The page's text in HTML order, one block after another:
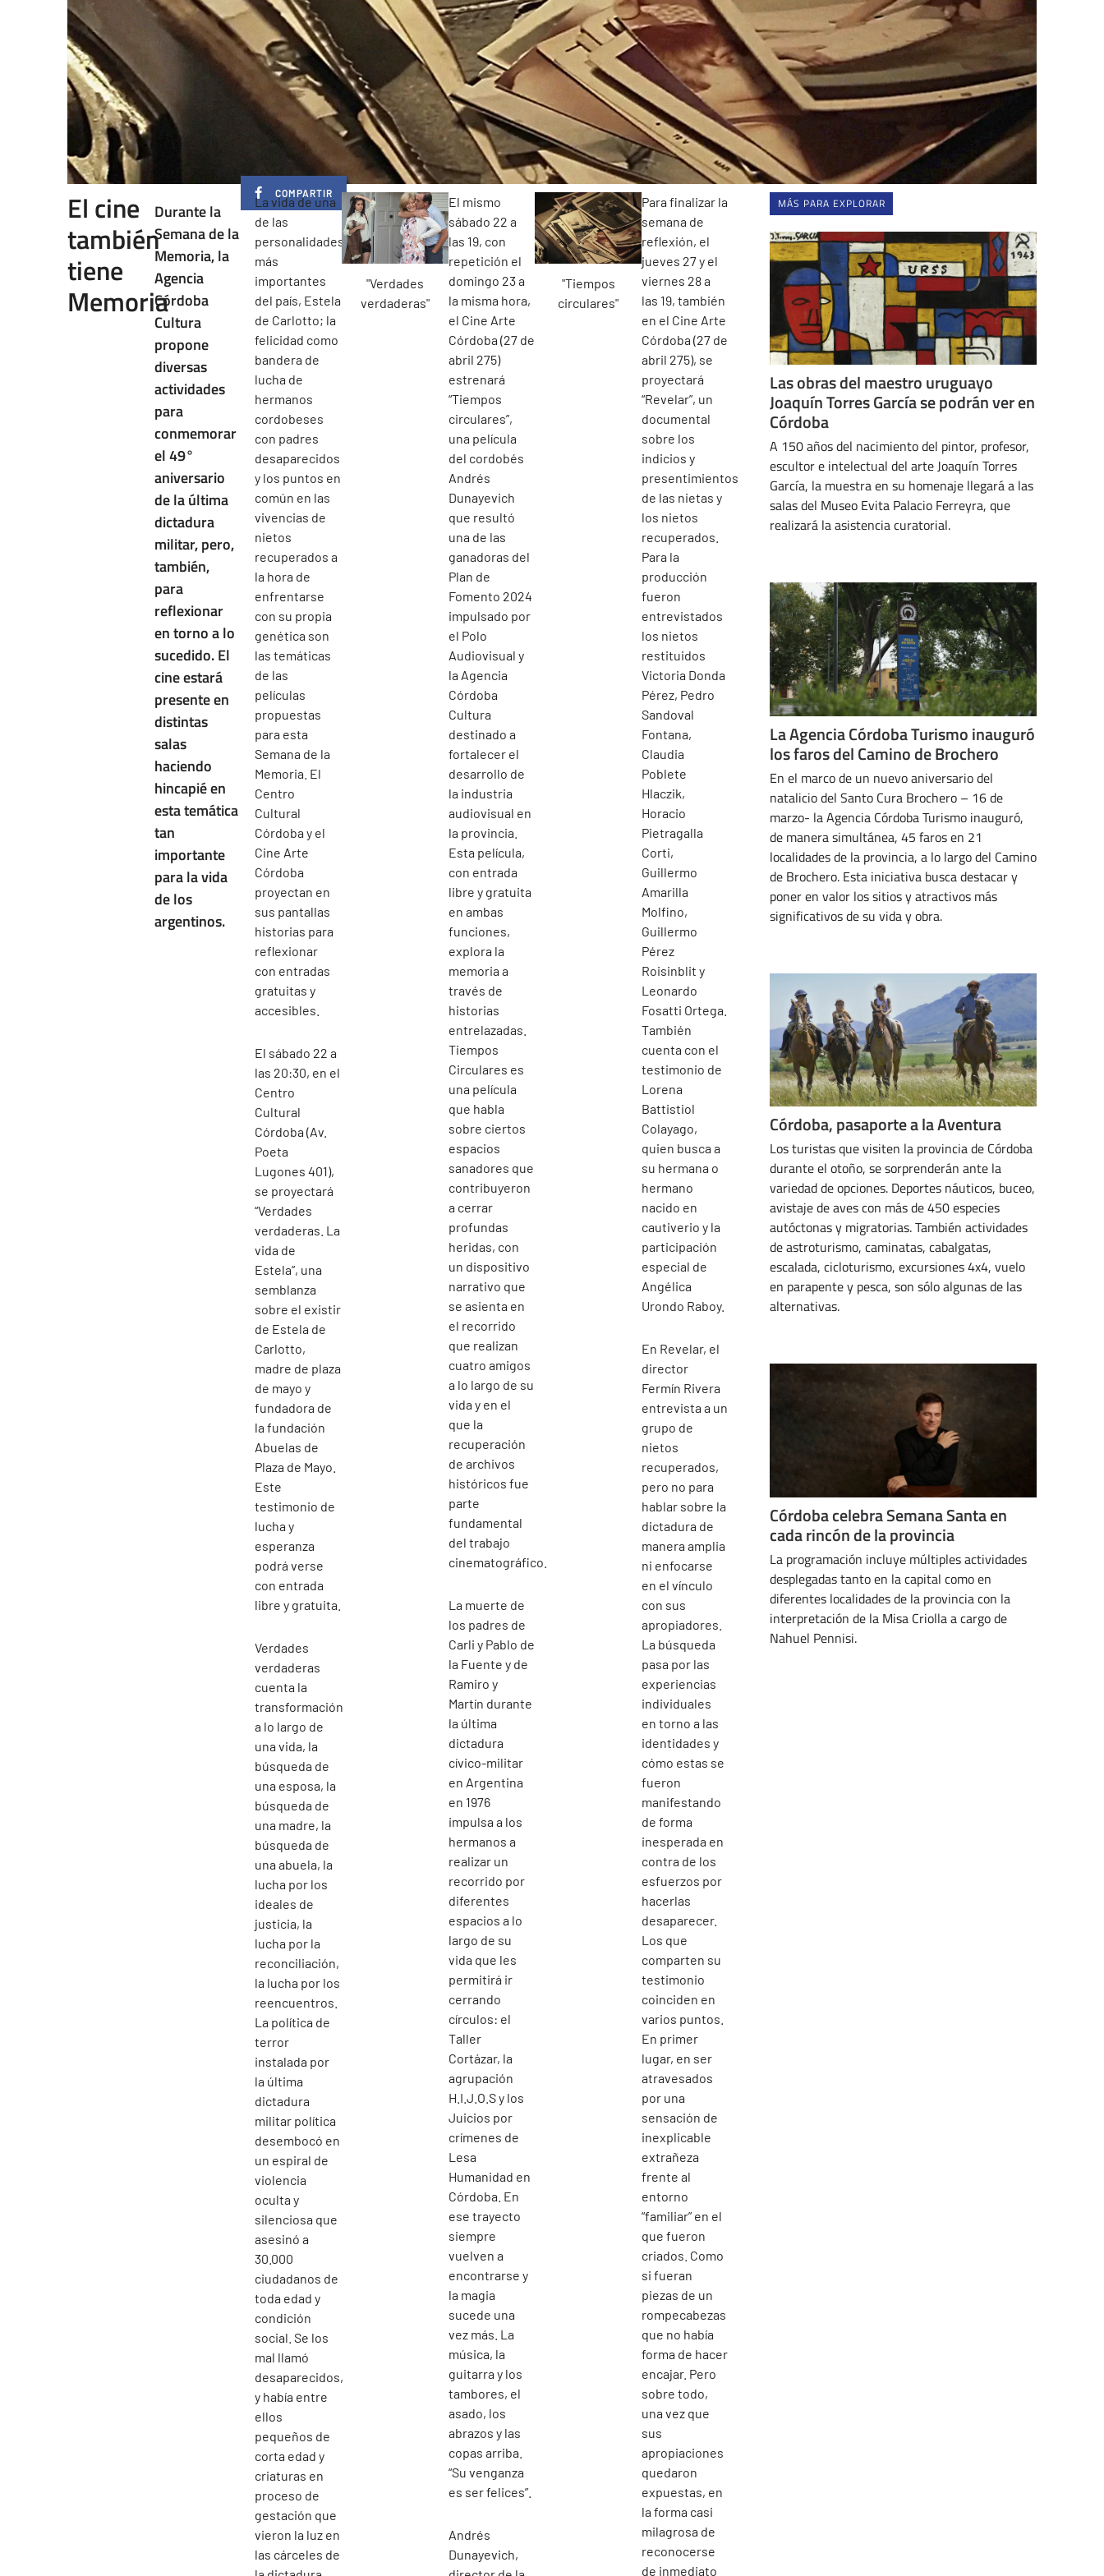
El cine
también
tiene
Memoria
Durante la
Semana de la
Memoria, la
Agencia
Córdoba
Cultura
propone
diversas
actividades
para
conmemorar
el 49°
aniversario
de la última
dictadura
militar, pero,
también,
para
reflexionar
en torno a lo
sucedido. El
cine estará
presente en
distintas
salas
haciendo
hincapié en
esta temática
tan
importante
para la vida
de los
argentinos.
COMPARTIR
La vida de una
de las
personalidades
más
importantes
del país, Estela
de Carlotto; la
felicidad como
bandera de
lucha de
hermanos
cordobeses
con padres
desaparecidos
y los puntos en
común en las
vivencias de
nietos
recuperados a
la hora de
enfrentarse
con su propia
genética son
las temáticas
de las
películas
propuestas
para esta
Semana de la
Memoria. El
Centro
Cultural
Córdoba y el
Cine Arte
Córdoba
proyectan en
sus pantallas
historias para
reflexionar
con entradas
gratuitas y
accesibles.
El sábado 22 a
las 20:30, en el
Centro
Cultural
Córdoba (Av.
Poeta
Lugones 401),
se proyectará
“Verdades
verdaderas. La
vida de
Estela”, una
semblanza
sobre el existir
de Estela de
Carlotto,
madre de plaza
de mayo y
fundadora de
la fundación
Abuelas de
Plaza de Mayo.
Este
testimonio de
lucha y
esperanza
podrá verse
con entrada
libre y gratuita.
Verdades
verdaderas
cuenta la
transformación
a lo largo de
una vida, la
búsqueda de
una esposa, la
búsqueda de
una madre, la
búsqueda de
una abuela, la
lucha por los
ideales de
justicia, la
lucha por la
reconciliación,
la lucha por los
reencuentros.
La política de
terror
instalada por
la última
dictadura
militar política
desembocó en
un espiral de
violencia
oculta y
silenciosa que
asesinó a
30.000
ciudadanos de
toda edad y
condición
social. Se los
mal llamó
desaparecidos,
y había entre
ellos
pequeños de
corta edad y
criaturas en
proceso de
gestación que
vieron la luz en
las cárceles de
"Verdades
verdaderas"
El mismo
sábado 22 a
las 19, con
repetición el
domingo 23 a
la misma hora,
el Cine Arte
Córdoba (27 de
abril 275)
estrenará
“Tiempos
circulares”,
una película
del cordobés
Andrés
Dunayevich
que resultó
una de las
ganadoras del
Plan de
Fomento 2024
impulsado por
el Polo
Audiovisual y
la Agencia
Córdoba
Cultura
destinado a
fortalecer el
desarrollo de
la industria
audiovisual en
la provincia.
Esta película,
con entrada
libre y gratuita
en ambas
funciones,
explora la
memoria a
través de
historias
entrelazadas.
Tiempos
Circulares es
una película
que habla
sobre ciertos
espacios
sanadores que
contribuyeron
a cerrar
profundas
heridas, con
un dispositivo
narrativo que
se asienta en
el recorrido
que realizan
cuatro amigos
a lo largo de su
vida y en el
que la
recuperación
de archivos
históricos fue
parte
fundamental
del trabajo
cinematográfico.
La muerte de
los padres de
Carli y Pablo de
la Fuente y de
Ramiro y
Martín durante
la última
dictadura
cívico-militar
en Argentina
en 1976
impulsa a los
hermanos a
realizar un
recorrido por
diferentes
espacios a lo
largo de su
vida que les
permitirá ir
cerrando
círculos: el
Taller
Cortázar, la
agrupación
H.I.J.O.S y los
Juicios por
crímenes de
Lesa
Humanidad en
Córdoba. En
ese trayecto
siempre
vuelven a
encontrarse y
la magia
sucede una
vez más. La
música, la
guitarra y los
tambores, el
asado, los
abrazos y las
copas arriba.
“Su venganza
es ser felices”.
Andrés
Dunayevich,
"Tiempos
circulares"
Para finalizar la
semana de
reflexión, el
jueves 27 y el
viernes 28 a
las 19, también
en el Cine Arte
Córdoba (27 de
abril 275), se
proyectará
“Revelar”, un
documental
sobre los
indicios y
presentimientos
de las nietas y
los nietos
recuperados.
Para la
producción
fueron
entrevistados
los nietos
restituidos
Victoria Donda
Pérez, Pedro
Sandoval
Fontana,
Claudia
Poblete
Hlaczik,
Horacio
Pietragalla
Corti,
Guillermo
Amarilla
Molfino,
Guillermo
Pérez
Roisinblit y
Leonardo
Fosatti Ortega.
También
cuenta con el
testimonio de
Lorena
Battistiol
Colayago,
quien busca a
su hermana o
hermano
nacido en
cautiverio y la
participación
especial de
Angélica
Urondo Raboy.
En Revelar, el
director
Fermín Rivera
entrevista a un
grupo de
nietos
recuperados,
pero no para
hablar sobre la
dictadura de
manera amplia
ni enfocarse
en el vínculo
con sus
apropiadores.
La búsqueda
pasa por las
experiencias
individuales
en torno a las
identidades y
cómo estas se
fueron
manifestando
de forma
inesperada en
contra de los
esfuerzos por
hacerlas
desaparecer.
Los que
comparten su
testimonio
coinciden en
varios puntos.
En primer
lugar, en ser
atravesados
por una
sensación de
inexplicable
extrañeza
frente al
entorno
“familiar” en el
que fueron
criados. Como
si fueran
piezas de un
rompecabezas
que no había
forma de hacer
encajar. Pero
sobre todo,
una vez que
sus
apropiaciones
quedaron
expuestas, en
la forma casi
milagrosa de
reconocerse
de inmediato
MÁS PARA EXPLORAR
Las obras del maestro uruguayo
Joaquín Torres García se podrán ver en
Córdoba
A 150 años del nacimiento del pintor, profesor,
escultor e intelectual del arte Joaquín Torres
García, la muestra en su homenaje llegará a las
salas del Museo Evita Palacio Ferreyra, que
realizará la asistencia curatorial.
La Agencia Córdoba Turismo inauguró
los faros del Camino de Brochero
En el marco de un nuevo aniversario del
natalicio del Santo Cura Brochero – 16 de
marzo- la Agencia Córdoba Turismo inauguró,
de manera simultánea, 45 faros en 21
localidades de la provincia, a lo largo del Camino
de Brochero. Esta iniciativa busca destacar y
poner en valor los sitios y atractivos más
significativos de su vida y obra.
Córdoba, pasaporte a la Aventura
Los turistas que visiten la provincia de Córdoba
durante el otoño, se sorprenderán ante la
variedad de opciones. Deportes náuticos, buceo,
avistaje de aves con más de 450 especies
autóctonas y migratorias. También actividades
de astroturismo, caminatas, cabalgatas,
escalada, cicloturismo, excursiones 4x4, vuelo
en parapente y pesca, son sólo algunas de las
alternativas.
Córdoba celebra Semana Santa en
cada rincón de la provincia
La programación incluye múltiples actividades
desplegadas tanto en la capital como en
diferentes localidades de la provincia con la
interpretación de la Misa Criolla a cargo de
Nahuel Pennisi.